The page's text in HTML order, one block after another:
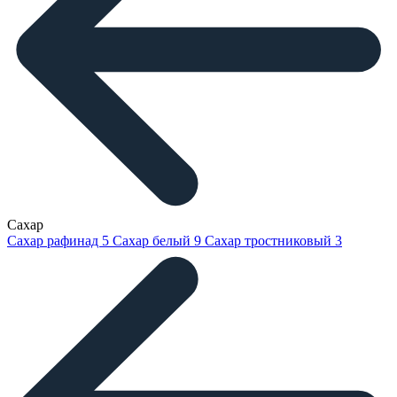
Сахар
Сахар рафинад 5 Сахар белый 9 Сахар тростниковый 3